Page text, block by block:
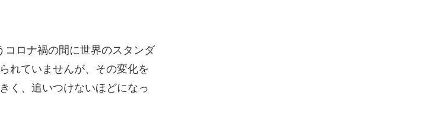
ロナ禍の間に世界のスタンダ
れていませんが、その変化を
く、追いつけないほどになっ